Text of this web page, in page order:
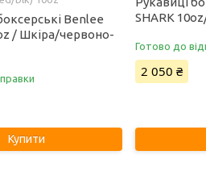
Benlee
/ Шкіра/червоно-
Купити
SHARK
Готово до
2 050 ₴